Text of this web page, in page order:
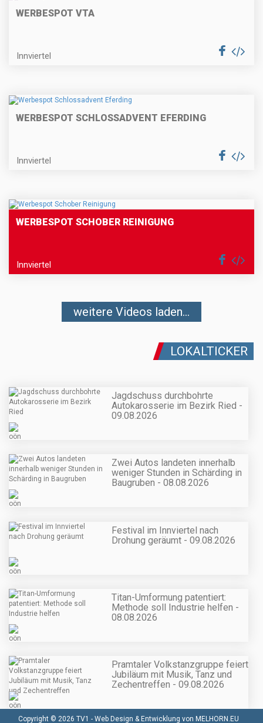
WERBESPOT VTA
Innviertel
WERBESPOT SCHLOSSADVENT EFERDING
Innviertel
WERBESPOT SCHOBER REINIGUNG
Innviertel
weitere Videos laden...
LOKALTICKER
Jagdschuss durchbohrte
Autokarosserie im Bezirk Ried -
09.08.2026
Zwei Autos landeten innerhalb
weniger Stunden in Schärding in
Baugruben - 08.08.2026
Festival im Innviertel nach
Drohung geräumt - 09.08.2026
Titan-Umformung patentiert:
Methode soll Industrie helfen -
08.08.2026
Pramtaler Volkstanzgruppe feiert
Jubiläum mit Musik, Tanz und
Zechentreffen - 09.08.2026
Copyright © 2026 TV1 - Web Design & Entwicklung von MELHORN.EU